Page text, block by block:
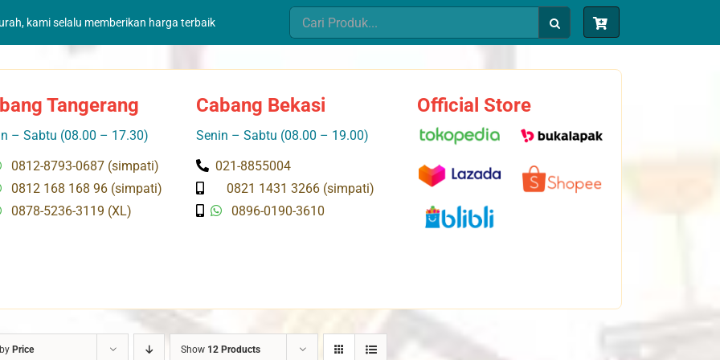
kami selalu memberikan harga terbaik
Search
for:
Tangerang
– Sabtu (08.00 – 17.30)
0812-8793-0687 (simpati)
0812 168 168 96 (simpati)
0878-5236-3119 (XL)
Cabang Bekasi
Senin – Sabtu (08.00 – 19.00)
021-8855004
0821 1431 3266 (simpati)
0896-0190-3610
Official Store
Price Show 12 Products